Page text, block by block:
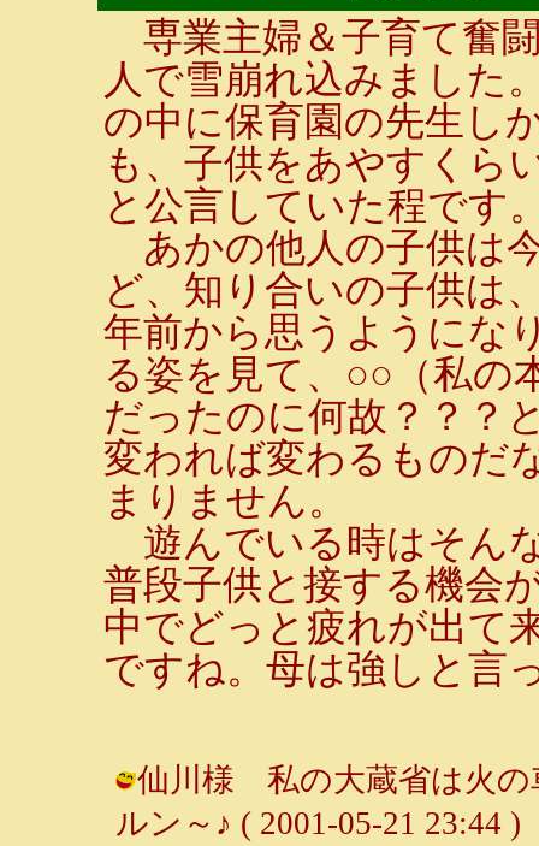
専業主婦＆子育て奮
人で雪崩れ込みました
の中に保育園の先生し
も、子供をあやすくら
と公言していた程です
あかの他人の子供は
ど、知り合いの子供は
年前から思うようにな
る姿を見て、○○（私の
だったのに何故？？？
変われば変わるものだ
まりません。
遊んでいる時はそん
普段子供と接する機会
中でどっと疲れが出て
ですね。母は強しと言
仙川様 私の大蔵省は火の
ルン～♪ ( 2001-05-21 23:44 )